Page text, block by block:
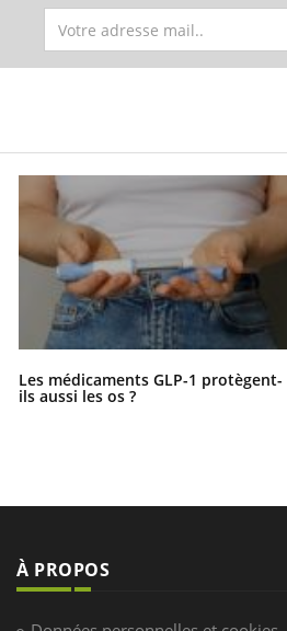
Les médicaments GLP-1 protègent-
ils aussi les os ?
À PROPOS